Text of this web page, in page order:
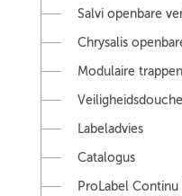
Salvi openbare
Chrysalis
Modulaire
Labeladvies
Catalogus
ProLabel Continu